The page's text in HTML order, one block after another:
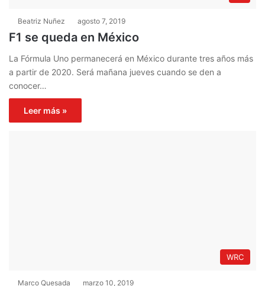
Beatriz Nuñez agosto 7, 2019
F1 se queda en México
La Fórmula Uno permanecerá en México durante tres años más
a partir de 2020. Será mañana jueves cuando se den a
conocer…
Leer más »
WRC
Marco Quesada marzo 10, 2019